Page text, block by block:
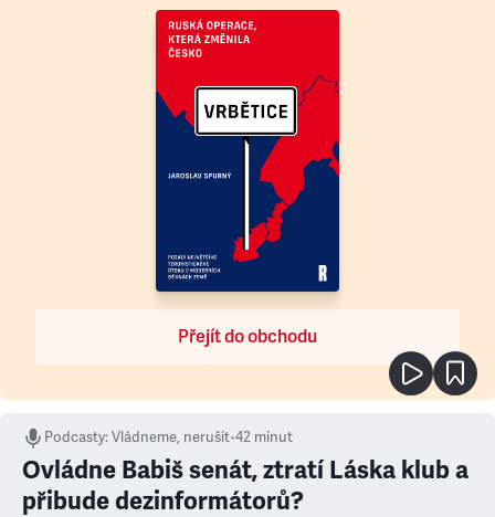
Přejít do obchodu
Podcasty:Vládneme, nerušit•42 minut
Ovládne Babiš senát, ztratí Láska klub a
přibude dezinformátorů?